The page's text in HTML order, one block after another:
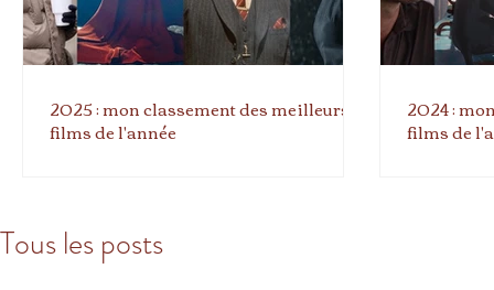
2025 : mon classement des meilleurs
films de l'année
2024 :
films de
Tous les posts